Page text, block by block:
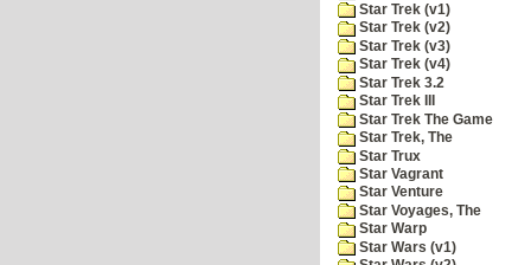
Star Trek (v1)
Star Trek (v2)
Star Trek (v3)
Star Trek (v4)
Star Trek 3.2
Star Trek III
Star Trek The Game
Star Trek, The
Star Trux
Star Vagrant
Star Venture
Star Voyages, The
Star Warp
Star Wars (v1)